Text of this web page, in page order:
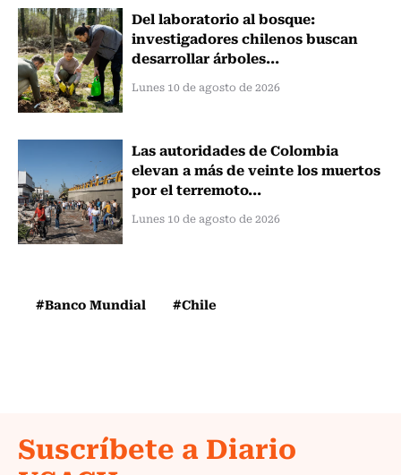
Del laboratorio al bosque:
investigadores chilenos buscan
desarrollar árboles...
Lunes 10 de agosto de 2026
Las autoridades de Colombia
elevan a más de veinte los muertos
por el terremoto...
Lunes 10 de agosto de 2026
#Banco Mundial #Chile